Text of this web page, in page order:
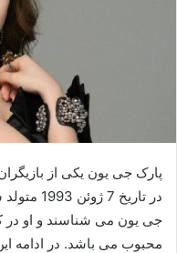
پارک جی یون یکی از
در تاریخ
جی یون می شناسند و او در
محبوب می باشد. در ادامه